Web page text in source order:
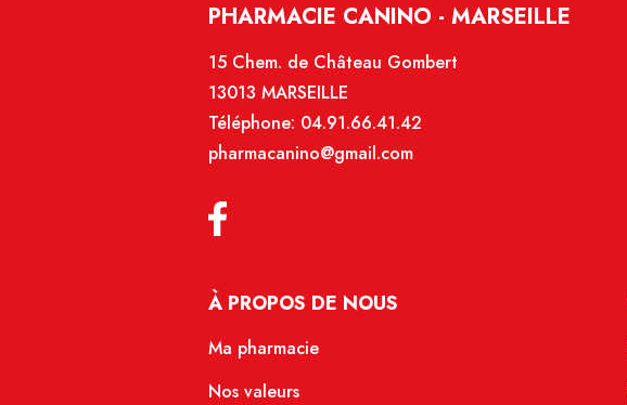
PHARMACIE CANINO - MARSEILLE
15 Chem. de Château Gombert
13013 MARSEILLE
Téléphone: 04.91.66.41.42
pharmacanino@gmail.com
À PROPOS DE NOUS
Ma pharmacie
Nos valeurs